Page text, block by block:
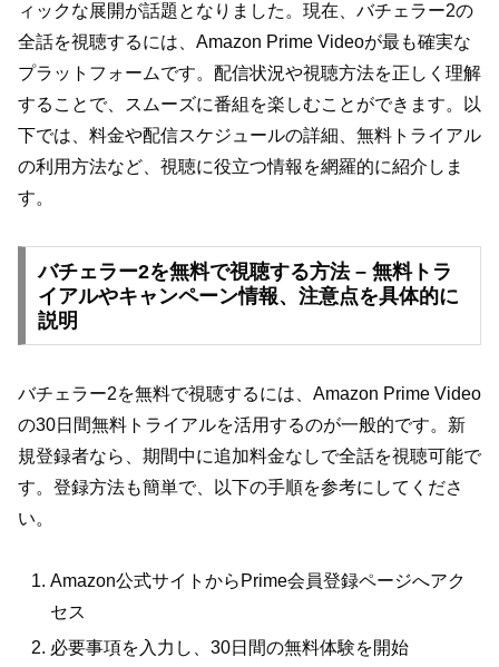
ィックな展開が話題となりました。現在、バチェラー2の
全話を視聴するには、Amazon Prime Videoが最も確実な
プラットフォームです。配信状況や視聴方法を正しく理解
することで、スムーズに番組を楽しむことができます。以
下では、料金や配信スケジュールの詳細、無料トライアル
の利用方法など、視聴に役立つ情報を網羅的に紹介しま
す。
バチェラー2を無料で視聴する方法 – 無料トラ
イアルやキャンペーン情報、注意点を具体的に
説明
バチェラー2を無料で視聴するには、Amazon Prime Video
の30日間無料トライアルを活用するのが一般的です。新
規登録者なら、期間中に追加料金なしで全話を視聴可能で
す。登録方法も簡単で、以下の手順を参考にしてくださ
い。
Amazon公式サイトからPrime会員登録ページへアク
セス
必要事項を入力し、30日間の無料体験を開始